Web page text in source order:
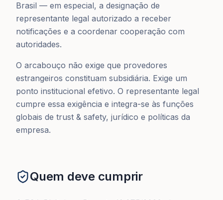
Brasil — em especial, a designação de
representante legal autorizado a receber
notificações e a coordenar cooperação com
autoridades.
O arcabouço não exige que provedores
estrangeiros constituam subsidiária. Exige um
ponto institucional efetivo. O representante legal
cumpre essa exigência e integra-se às funções
globais de trust & safety, jurídico e políticas da
empresa.
Quem deve cumprir